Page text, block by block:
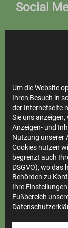
Um die Website
Ihren Besuch in
der Internetseite
Sie uns
Anzeigen- und
Nutzung unserer
Cookies nutzen
begrenzt auch
DSGVO), wo das
Behörden zu
Ihre
Fußbereich
Social
Facebook
Steinfurter
Instagram
Steinfurter
Ihre